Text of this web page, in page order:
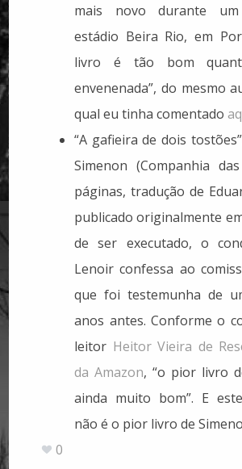
mais novo durante
estádio Beira Rio, em
livro é tão bom
envenenada”, do mesmo
qual eu tinha comentado
“A gafieira de dois
Simenon (Companhia
páginas, tradução de
publicado originalmente
de ser executado, o
Lenoir confessa ao
que foi testemunha de
anos antes. Conforme o
leitor Heitor Vieira de
da Amazon, “o pior livro
ainda muito bom”. E
não é o pior livro de
0